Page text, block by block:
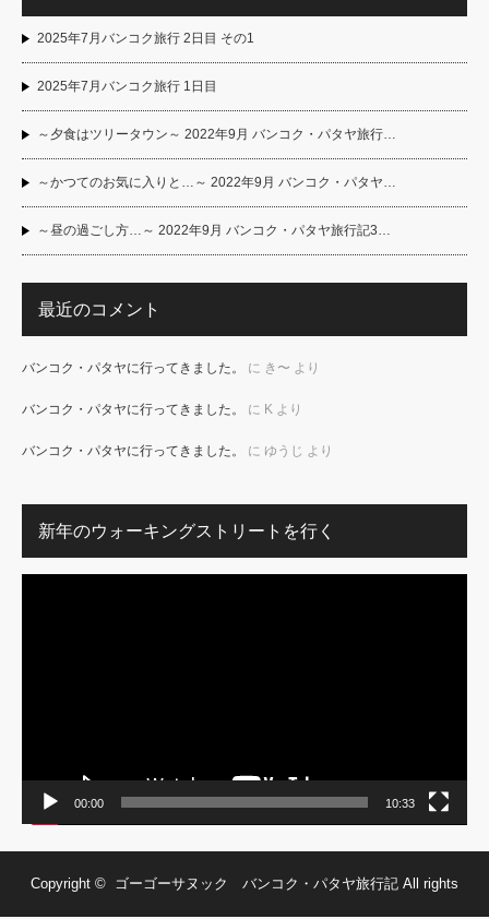
2025年7月バンコク旅行 2日目 その1
2025年7月バンコク旅行 1日目
～夕食はツリータウン～ 2022年9月 バンコク・パタヤ旅行…
～かつてのお気に入りと…～ 2022年9月 バンコク・パタヤ…
～昼の過ごし方…～ 2022年9月 バンコク・パタヤ旅行記3…
最近のコメント
バンコク・パタヤに行ってきました。 に き〜 より
バンコク・パタヤに行ってきました。 に K より
バンコク・パタヤに行ってきました。 に ゆうじ より
新年のウォーキングストリートを行く
00:00 10:33
Copyright © ゴーゴーサヌック バンコク・パタヤ旅行記 All rights